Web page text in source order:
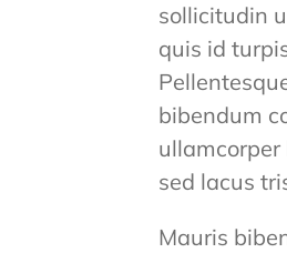
sollicitudin
quis id
bibendum
sed lacus
Mauris